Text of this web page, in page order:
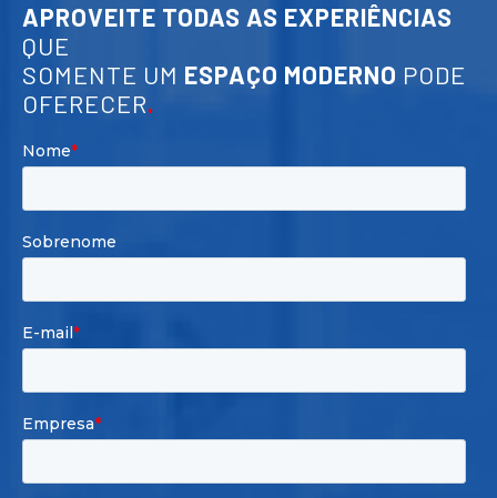
APROVEITE TODAS AS EXPERIÊNCIAS
QUE
SOMENTE UM ESPAÇO MODERNO PODE
OFERECER.